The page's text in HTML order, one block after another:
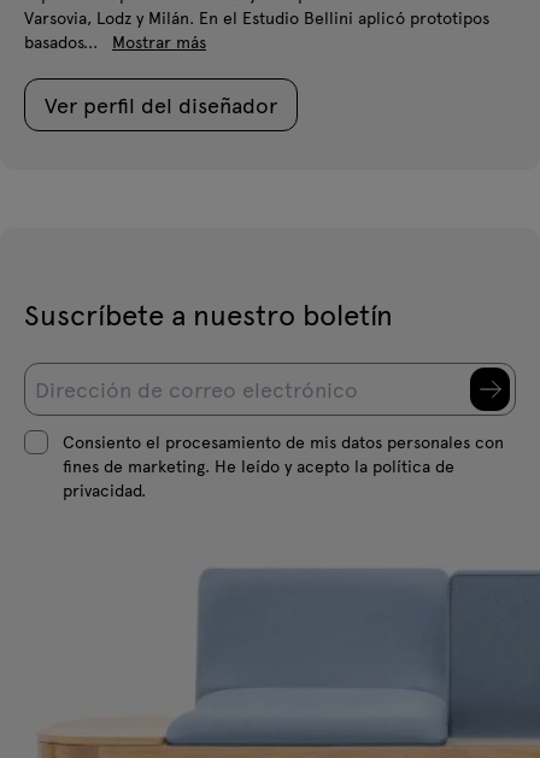
Varsovia, Lodz y Milán. En el Estudio Bellini aplicó prototipos
basados...
Mostrar más
Ver perfil del diseñador
Suscríbete a nuestro boletín
Consiento el procesamiento de mis datos personales con
fines de marketing. He leído y acepto la política de
privacidad.